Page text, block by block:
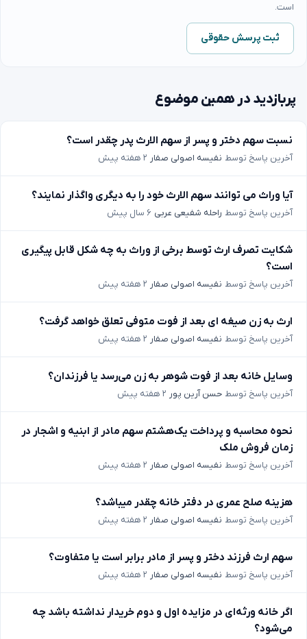
است.
ثبت پرسش حقوقی
پربازدید در همین موضوع
نسبت سهم دختر و پسر از سهم الارث پدر چقدر است؟
آخرین پاسخ توسط نفیسه اصولی صفار ۲ هفته پیش
آیا وراث می توانند سهم الارث خود را به دیگری واگذار نمایند؟
آخرین پاسخ توسط راحله شفیعی عربی ۶ سال پیش
شکایت تصرف ارث توسط برخی از وراث به چه شکل قابل پیگیری
است؟
آخرین پاسخ توسط نفیسه اصولی صفار ۲ هفته پیش
ارث به زن صیغه ای بعد از فوت متوفی تعلق خواهد گرفت؟
آخرین پاسخ توسط نفیسه اصولی صفار ۲ هفته پیش
وسایل خانه بعد از فوت شوهر به زن می‌رسد یا فرزندان؟
آخرین پاسخ توسط حسن آرین پور ۲ هفته پیش
نحوه محاسبه و پرداخت یک‌هشتم سهم مادر از ابنیه و اشجار در
زمان فروش ملک
آخرین پاسخ توسط نفیسه اصولی صفار ۲ هفته پیش
هزینه صلح عمری در دفتر خانه چقدر میباشد؟
آخرین پاسخ توسط نفیسه اصولی صفار ۲ هفته پیش
سهم ارث فرزند دختر و پسر از مادر برابر است یا متفاوت؟
آخرین پاسخ توسط نفیسه اصولی صفار ۲ هفته پیش
اگر خانه ورثه‌ای در مزایده اول و دوم خریدار نداشته باشد چه
می‌شود؟